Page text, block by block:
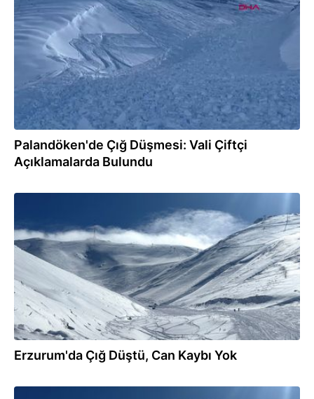
Palandöken'de Çığ Düşmesi: Vali Çiftçi
Açıklamalarda Bulundu
Erzurum'da Çığ Düştü, Can Kaybı Yok